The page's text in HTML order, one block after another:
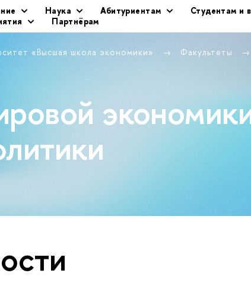
Наука Абитуриентам
Студентам и
Партнёрам
«Высшая школа экономики» Факультеты